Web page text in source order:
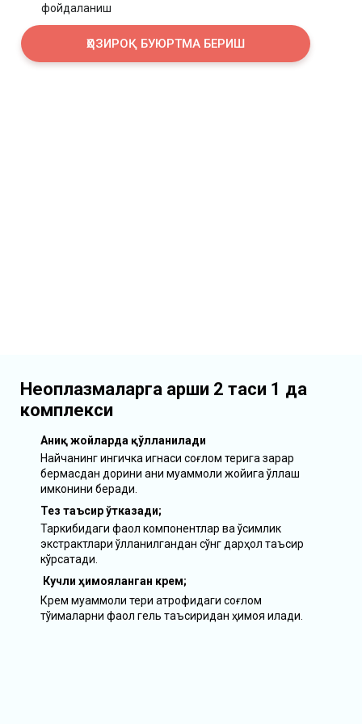
ҲОЗИРОҚ БУЮРТМА БЕРИШ
фойдаланиш
Крем муаммоли тери атрофидаги соғлом
тўқималарни фаол гель таъсиридан ҳимоя қилади.
Таркибидаги фаол компонентлар ва ўсимлик
экстрактлари қўлланилгандан сўнг дарҳол таъсир
кўрсатади.
Найчанинг ингичка игнаси соғлом терига зарар
бермасдан дорини аниқ муаммоли жойига қўллаш
имконини беради.
Кучли ҳимояланган крем;
Тез таъсир ўтказади;
Аниқ жойларда қўлланилади
Неоплазмаларга қарши 2 таси 1 да
комплекси